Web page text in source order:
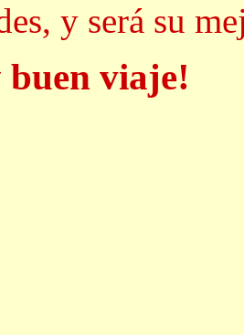
y será su
buen viaje!